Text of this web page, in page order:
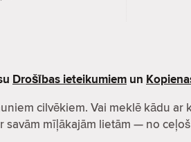
Drošības ieteikumiem un
cilvēkiem. Vai meklē kādu
savām mīļākajām lietām — no